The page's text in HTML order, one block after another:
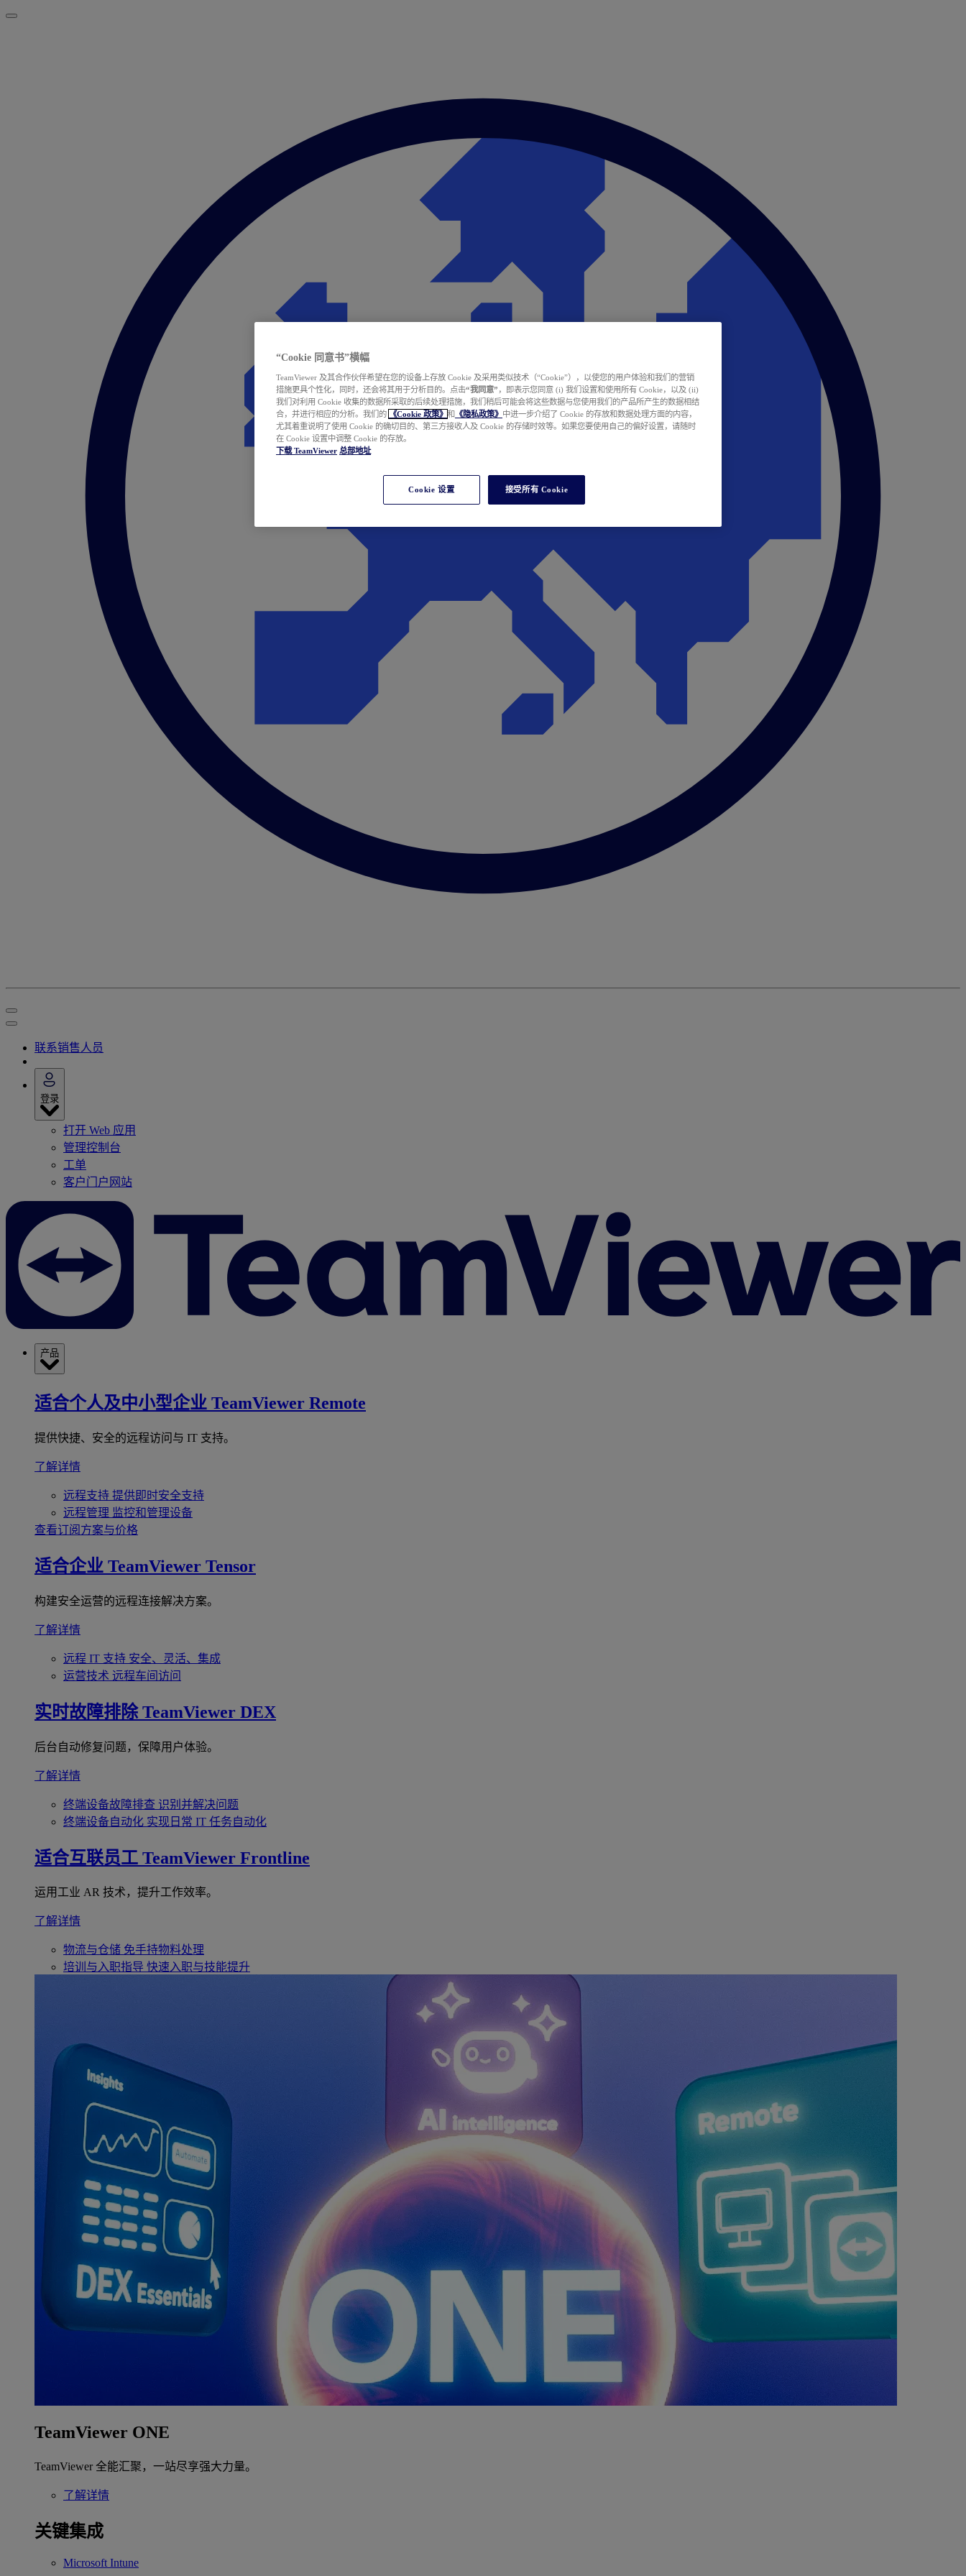
联系销售人员
登录
打开 Web 应用
管理控制台
工单
客户门户网站
产品
适合个人及中小型企业 TeamViewer Remote
提供快捷、安全的远程访问与 IT 支持。
了解详情
远程支持 提供即时安全支持
远程管理 监控和管理设备
查看订阅方案与价格
适合企业 TeamViewer Tensor
构建安全运营的远程连接解决方案。
了解详情
远程 IT 支持 安全、灵活、集成
运营技术 远程车间访问
实时故障排除 TeamViewer DEX
后台自动修复问题，保障用户体验。
了解详情
终端设备故障排查 识别并解决问题
终端设备自动化 实现日常 IT 任务自动化
适合互联员工 TeamViewer Frontline
运用工业 AR 技术，提升工作效率。
了解详情
物流与仓储 免手持物料处理
培训与入职指导 快速入职与技能提升
TeamViewer ONE
TeamViewer 全能汇聚，一站尽享强大力量。
了解详情
关键集成
Microsoft Intune
“Cookie 同意书”横幅
TeamViewer 及其合作伙伴希望在您的设备上存放 Cookie 及采用类似技术（“Cookie”），以使您的用户体验和我们的营销
措施更具个性化，同时，还会将其用于分析目的。点击“我同意” ，即表示您同意 (i) 我们设置和使用所有 Cookie，以及 (ii)
我们对利用 Cookie 收集的数据所采取的后续处理措施，我们稍后可能会将这些数据与您使用我们的产品所产生的数据相结
合，并进行相应的分析。我们的
《Cookie 政策》 和 《隐私政策》 中进一步介绍了 Cookie 的存放和数据处理方面的内容，
尤其着重说明了使用 Cookie 的确切目的、第三方接收人及 Cookie 的存储时效等。如果您要使用自己的偏好设置，请随时
在 Cookie 设置中调整 Cookie 的存放。
下载 TeamViewer 总部地址
Cookie 设置 接受所有 Cookie